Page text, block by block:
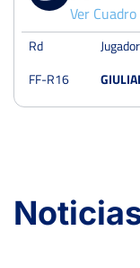
Ver Cuadro
Rd Jugador
FF-R16